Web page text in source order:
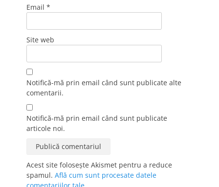
Email *
Site web
Notifică-mă prin email când sunt publicate alte
comentarii.
Notifică-mă prin email când sunt publicate
articole noi.
Acest site folosește Akismet pentru a reduce
spamul. Află cum sunt procesate datele